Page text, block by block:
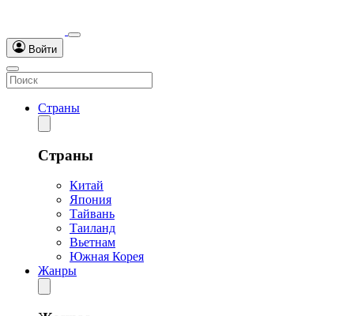
Войти
Страны
Страны
Китай
Япония
Тайвань
Таиланд
Вьетнам
Южная Корея
Жанры